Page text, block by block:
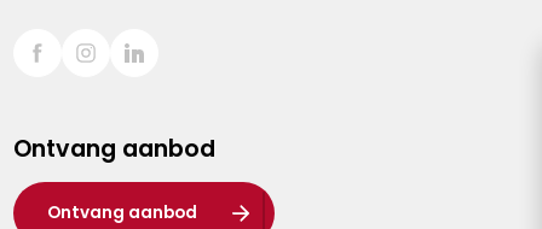
Sint-Truiden
Waasland
Wuustwezel
Ontvang aanbod
Ontvang aanbod